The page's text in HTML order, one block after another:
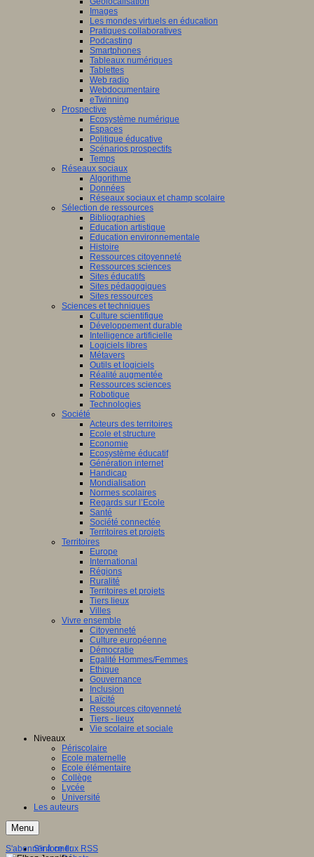
Images
Les mondes virtuels en éducation
Pratiques collaboratives
Podcasting
Smartphones
Tableaux numériques
Tablettes
Web radio
Webdocumentaire
eTwinning
Prospective
Ecosystème numérique
Espaces
Politique éducative
Scénarios prospectifs
Temps
Réseaux sociaux
Algorithme
Données
Réseaux sociaux et champ scolaire
Sélection de ressources
Bibliographies
Education artistique
Education environnementale
Histoire
Ressources citoyenneté
Ressources sciences
Sites éducatifs
Sites pédagogiques
Sites ressources
Sciences et techniques
Culture scientifique
Développement durable
Intelligence artificielle
Logiciels libres
Métavers
Outils et logiciels
Réalité augmentée
Ressources sciences
Robotique
Technologies
Société
Acteurs des territoires
Ecole et structure
Economie
Ecosystème éducatif
Génération internet
Handicap
Mondialisation
Normes scolaires
Regards sur l’Ecole
Santé
Société connectée
Territoires et projets
Territoires
Europe
International
Régions
Ruralité
Territoires et projets
Tiers lieux
Villes
Vivre ensemble
Citoyenneté
Culture européenne
Démocratie
Egalité Hommes/Femmes
Ethique
Gouvernance
Inclusion
Laïcité
Ressources citoyenneté
Tiers - lieux
Vie scolaire et sociale
Niveaux
Périscolaire
Ecole maternelle
Ecole élémentaire
Collège
Lycée
Université
Les auteurs
Menu
S'informer
S'abonner à ce flux RSS